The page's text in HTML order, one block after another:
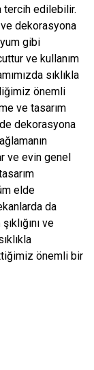
tercih edilebilir.
dekorasyona
gibi
ve kullanım
sıklıkla
önemli
ve tasarım
dekorasyona
ve evin genel
elde
da
ve
önemli bir